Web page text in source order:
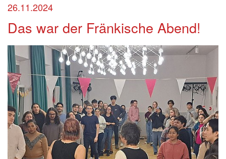
26.11.2024
Das war der Fränkische Abend!